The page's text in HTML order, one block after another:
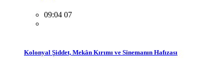
09:04 07
Kolonyal Şiddet, Mekân Kırımı ve Sinemanın Hafızası